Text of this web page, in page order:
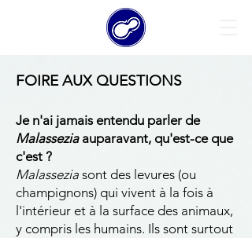
FOIRE AUX QUESTIONS
Je n'ai jamais entendu parler de
Malasseziaauparavant, qu'est-ce que
c'est ?
Malassezia sont des levures (ou
champignons) qui vivent à la fois à
l'intérieur et à la surface des animaux,
y compris les humains. Ils sont surtout